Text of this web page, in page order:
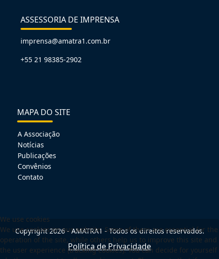
ASSESSORIA DE IMPRENSA
imprensa@amatra1.com.br
+55 21 98385-2902
MAPA DO SITE
A Associação
Notícias
Publicações
Convênios
Contato
Copyright 2026 - AMATRA1 - Todos os direitos reservados.
Política de Privacidade
We use cookies
We use cookies on our website. Some of them are essential for the
operation of the site, while others help us to improve this site and
the user experience (tracking cookies). You can decide for yourself